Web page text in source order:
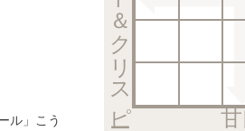
ル」こう